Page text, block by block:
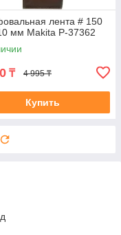
лента # 150
мм Makita P-37362
₸ 4 995 ₸
Купить